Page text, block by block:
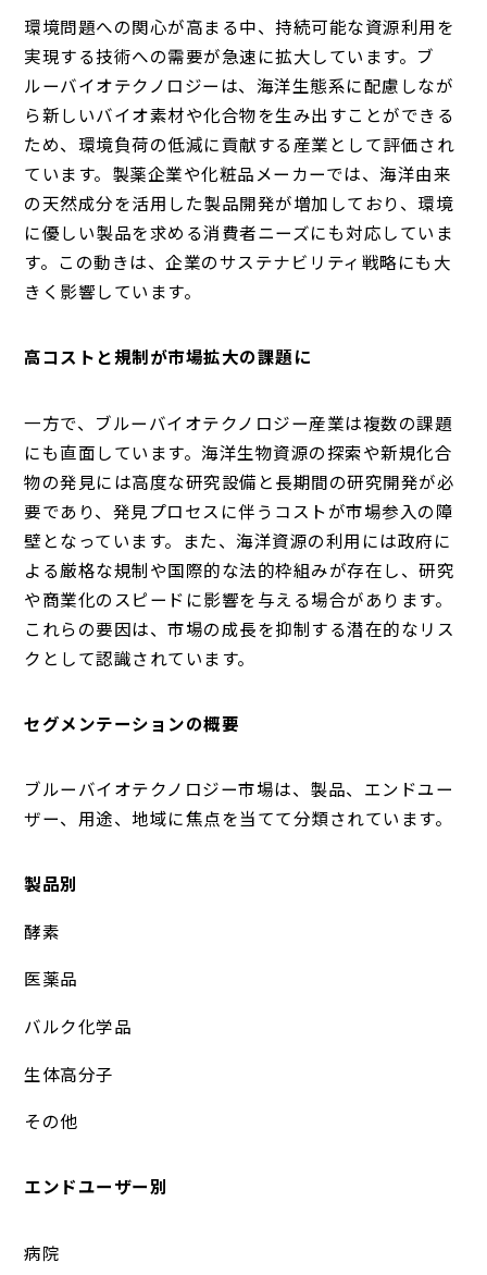
環境問題への関心が高まる中、持続可能な資源利用を
実現する技術への需要が急速に拡大しています。ブ
ルーバイオテクノロジーは、海洋生態系に配慮しなが
ら新しいバイオ素材や化合物を生み出すことができる
ため、環境負荷の低減に貢献する産業として評価され
ています。製薬企業や化粧品メーカーでは、海洋由来
の天然成分を活用した製品開発が増加しており、環境
に優しい製品を求める消費者ニーズにも対応していま
す。この動きは、企業のサステナビリティ戦略にも大
きく影響しています。
高コストと規制が市場拡大の課題に
一方で、ブルーバイオテクノロジー産業は複数の課題
にも直面しています。海洋生物資源の探索や新規化合
物の発見には高度な研究設備と長期間の研究開発が必
要であり、発見プロセスに伴うコストが市場参入の障
壁となっています。また、海洋資源の利用には政府に
よる厳格な規制や国際的な法的枠組みが存在し、研究
や商業化のスピードに影響を与える場合があります。
これらの要因は、市場の成長を抑制する潜在的なリス
クとして認識されています。
セグメンテーションの概要
ブルーバイオテクノロジー市場は、製品、エンドユー
ザー、用途、地域に焦点を当てて分類されています。
製品別
酵素
医薬品
バルク化学品
生体高分子
その他
エンドユーザー別
病院